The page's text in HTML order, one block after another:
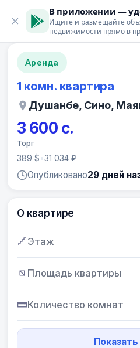
В приложении —
Ищите и размещайте
недвижимости прямо в
Аренда
1 комн. квартира
Душанбе, Сино,
3 600 с.
Торг
389 $•31 034 ₽
Опубликовано29 дней
О квартире
Этаж
Площадь квартиры
Количество комнат